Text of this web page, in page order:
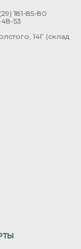
181-85-80
48-53
14Г (склад